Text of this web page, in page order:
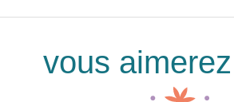
vous